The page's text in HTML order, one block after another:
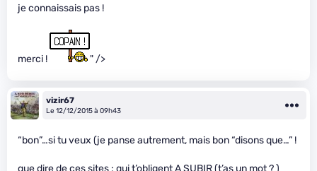
je connaissais pas !
merci ! " />
vizir67
Le 12/12/2015 à 09h43
“bon”…si tu veux (je panse autrement, mais bon “disons que…” !
que dire de ces sites : qui t’obligent A SUBIR (t’as un mot ? )